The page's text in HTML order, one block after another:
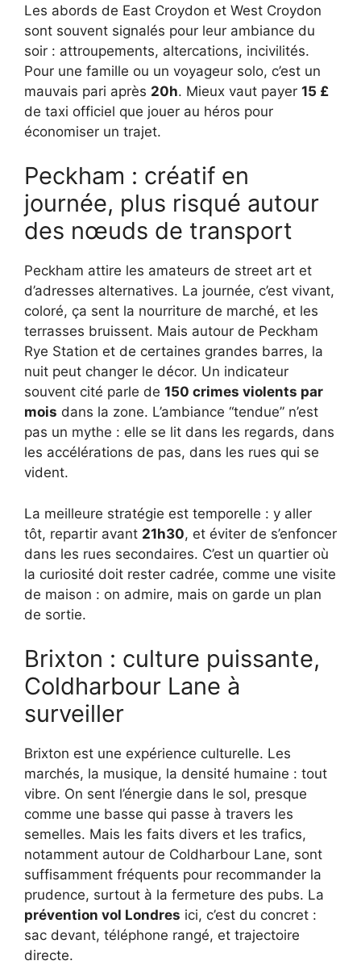
Les abords de East Croydon et West Croydon
sont souvent signalés pour leur ambiance du
soir : attroupements, altercations, incivilités.
Pour une famille ou un voyageur solo, c’est un
mauvais pari après 20h. Mieux vaut payer 15 £
de taxi officiel que jouer au héros pour
économiser un trajet.
Peckham : créatif en
journée, plus risqué autour
des nœuds de transport
Peckham attire les amateurs de street art et
d’adresses alternatives. La journée, c’est vivant,
coloré, ça sent la nourriture de marché, et les
terrasses bruissent. Mais autour de Peckham
Rye Station et de certaines grandes barres, la
nuit peut changer le décor. Un indicateur
souvent cité parle de 150 crimes violents par
mois dans la zone. L’ambiance “tendue” n’est
pas un mythe : elle se lit dans les regards, dans
les accélérations de pas, dans les rues qui se
vident.
La meilleure stratégie est temporelle : y aller
tôt, repartir avant 21h30, et éviter de s’enfoncer
dans les rues secondaires. C’est un quartier où
la curiosité doit rester cadrée, comme une visite
de maison : on admire, mais on garde un plan
de sortie.
Brixton : culture puissante,
Coldharbour Lane à
surveiller
Brixton est une expérience culturelle. Les
marchés, la musique, la densité humaine : tout
vibre. On sent l’énergie dans le sol, presque
comme une basse qui passe à travers les
semelles. Mais les faits divers et les trafics,
notamment autour de Coldharbour Lane, sont
suffisamment fréquents pour recommander la
prudence, surtout à la fermeture des pubs. La
prévention vol Londres ici, c’est du concret :
sac devant, téléphone rangé, et trajectoire
directe.